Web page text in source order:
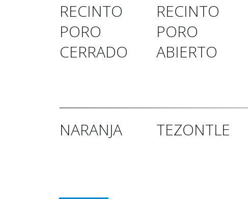
RECINTO
PORO
CERRADO
RECINTO
PORO
ABIERTO
NARANJA TEZONTLE